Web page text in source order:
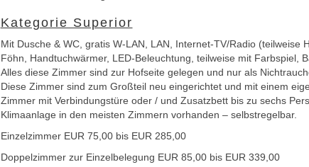
Kategorie Superior
Mit Dusche & WC, gratis W-LAN, LAN, Internet-TV/Radio (teilweise
Föhn, Handtuchwärmer, LED-Beleuchtung, teilweise mit Farbspiel,
Alles diese Zimmer sind zur Hofseite gelegen und nur als
Diese Zimmer sind zum Großteil neu eingerichtet und mit einem
Zimmer mit Verbindungstüre oder / und Zusatzbett bis zu sechs
Klimaanlage in den meisten Zimmern vorhanden – selbstregelbar.
Einzelzimmer EUR 75,00 bis EUR 285,00
Doppelzimmer zur Einzelbelegung EUR 85,00 bis EUR 339,00